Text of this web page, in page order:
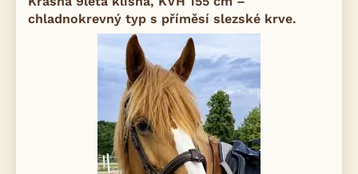
chladnokrevný typ s příměsí slezské krve.